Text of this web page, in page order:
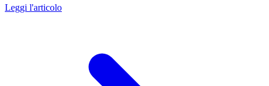
Leggi l'articolo